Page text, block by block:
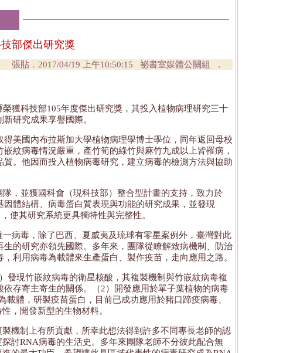
部傑出研究獎
張貼．2017/04/19 上午10:50:15 祕書室媒體公關組 ．
獲科技部105年度傑出研究獎，其投入植物病理研究三十
研究成果享譽國際。
美國內布拉斯加大學植物病理學博士學位，同年返回母校
紋病毒情況嚴重，產竹筍的綠竹與麻竹九成以上皆罹病，
。他因而投入植物病毒研究，建立病毒的檢測方法與協助
，並獲國科會（現科技部）整合型計畫的支持，致力於
因體結構、病毒蛋白質表現與功能的研究成果，並發現
使其研究系統更具獨特性與完整性。
病毒，除了巴西、夏威夷及琉球有零星案例外，臺灣對此
的研究亦領先國際。多年來，團隊從瞭解致病機制、防治
利用病毒為載體來生產蛋白、製作疫苗，走向應用之路。
發現竹嵌紋病毒的衛星核酸，其複製機制與竹嵌紋病毒複
存寄主寄生的關係。（2）開發應用於單子葉植物的病毒
體，研製疫苗蛋白，目前已成功應用於豬口蹄疫病毒、
，開發新型的生物材料。
機制上有所貢獻，所幸此想法得到許多不同專長老師的認
討RNA病毒的生活史。多年來團隊老師不分彼此配合無